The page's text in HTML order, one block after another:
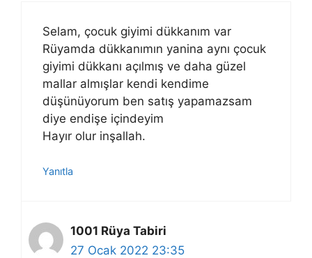
Selam, çocuk giyimi dükkanım var
Rüyamda dükkanımın yanina aynı çocuk
giyimi dükkanı açılmış ve daha güzel
mallar almışlar kendi kendime
düşünüyorum ben satış yapamazsam
diye endişe içindeyim
Hayır olur inşallah.
Yanıtla
1001 Rüya Tabiri
27 Ocak 2022 23:35